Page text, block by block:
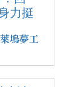
塢夢工